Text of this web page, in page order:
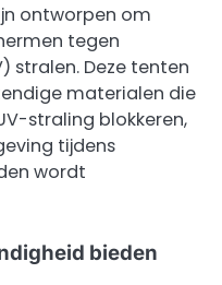
ontworpen om
tegen
stralen. Deze tenten
materialen die
straling blokkeren,
tijdens
wordt
bieden